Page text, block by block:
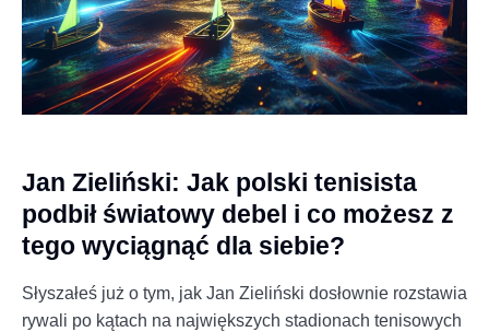
Jan Zieliński: Jak polski tenisista
podbił światowy debel i co możesz z
tego wyciągnąć dla siebie?
Słyszałeś już o tym, jak Jan Zieliński dosłownie rozstawia
rywali po kątach na największych stadionach tenisowych